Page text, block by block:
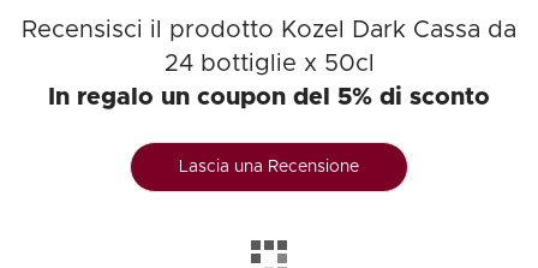
Recensisci il prodotto Kozel Dark Cassa da
24 bottiglie x 50cl
In regalo un coupon del 5% di sconto
Lascia una Recensione